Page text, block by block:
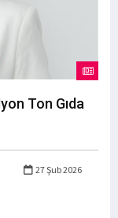
Ton Gıda
27 Şub 2026